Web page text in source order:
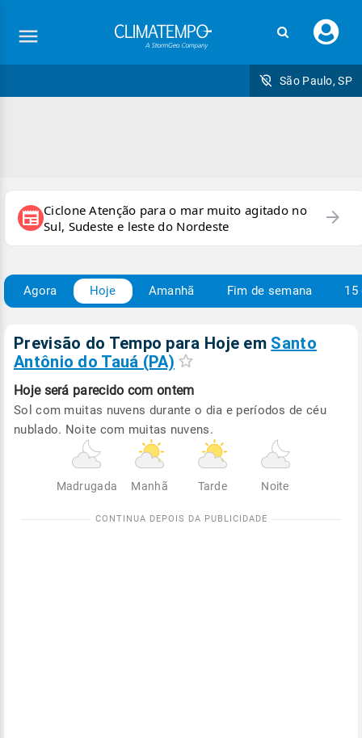
seu
São Paulo, SP
newspaper Ciclone Atenção para o mar muito agitado no
Sul, Sudeste e leste do Nordeste
arrow_forward
Agora Hoje Amanhã Fim de semana 15
Previsão do Tempo para Hoje em Santo
Antônio do Tauá (PA)
Hoje será parecido com ontem
Sol com muitas nuvens durante o dia e períodos de céu
nublado. Noite com muitas nuvens.
Madrugada Manhã Tarde Noite